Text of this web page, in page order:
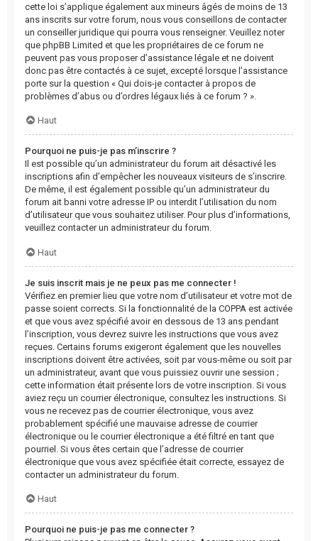
cette loi s’applique également aux mineurs âgés de moins de 13
ans inscrits sur votre forum, nous vous conseillons de contacter
un conseiller juridique qui pourra vous renseigner. Veuillez noter
que phpBB Limited et que les propriétaires de ce forum ne
peuvent pas vous proposer d’assistance légale et ne doivent
donc pas être contactés à ce sujet, excepté lorsque l’assistance
porte sur la question « Qui dois-je contacter à propos de
problèmes d’abus ou d’ordres légaux liés à ce forum ? ».
Haut
Pourquoi ne puis-je pas m’inscrire ?
Il est possible qu’un administrateur du forum ait désactivé les
inscriptions afin d’empêcher les nouveaux visiteurs de s’inscrire.
De même, il est également possible qu’un administrateur du
forum ait banni votre adresse IP ou interdit l’utilisation du nom
d’utilisateur que vous souhaitez utiliser. Pour plus d’informations,
veuillez contacter un administrateur du forum.
Haut
Je suis inscrit mais je ne peux pas me connecter !
Vérifiez en premier lieu que votre nom d’utilisateur et votre mot de
passe soient corrects. Si la fonctionnalité de la COPPA est activée
et que vous avez spécifié avoir en dessous de 13 ans pendant
l’inscription, vous devrez suivre les instructions que vous avez
reçues. Certains forums exigeront également que les nouvelles
inscriptions doivent être activées, soit par vous-même ou soit par
un administrateur, avant que vous puissiez ouvrir une session ;
cette information était présente lors de votre inscription. Si vous
aviez reçu un courrier électronique, consultez les instructions. Si
vous ne recevez pas de courrier électronique, vous avez
probablement spécifié une mauvaise adresse de courrier
électronique ou le courrier électronique a été filtré en tant que
pourriel. Si vous êtes certain que l’adresse de courrier
électronique que vous avez spécifiée était correcte, essayez de
contacter un administrateur du forum.
Haut
Pourquoi ne puis-je pas me connecter ?